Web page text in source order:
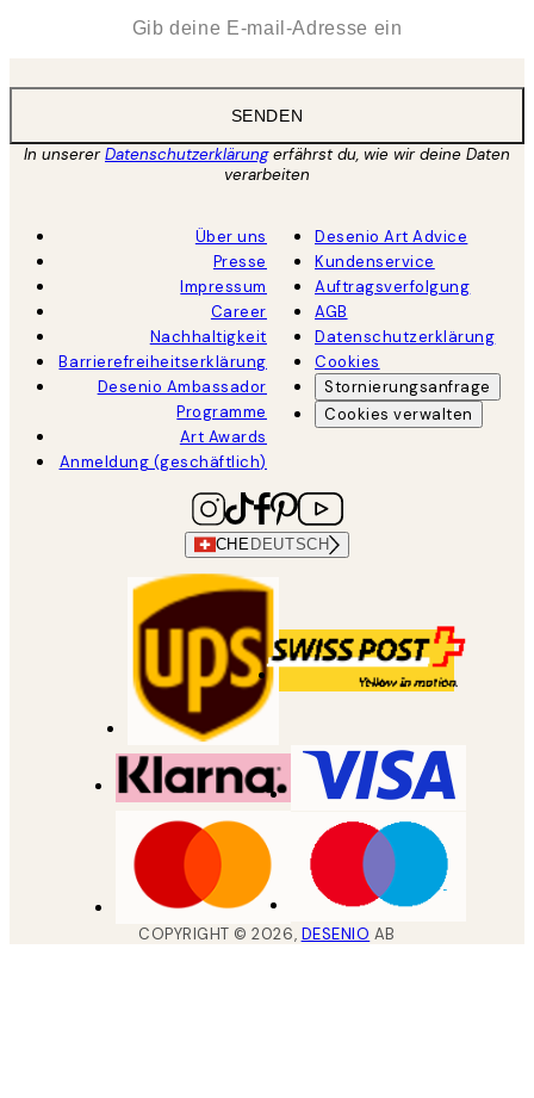
SENDEN
In unsererDatenschutzerklärungerfährst du, wie wir deine Daten
verarbeiten
Über uns
Presse
Impressum
Career
Nachhaltigkeit
Barrierefreiheitserklärung
Desenio Ambassador
Programme
Art Awards
Anmeldung (geschäftlich)
Desenio Art Advice
Kundenservice
Auftragsverfolgung
AGB
Datenschutzerklärung
Cookies
Stornierungsanfrage
Cookies verwalten
CHE DEUTSCH
COPYRIGHT ©2026, DESENIO AB